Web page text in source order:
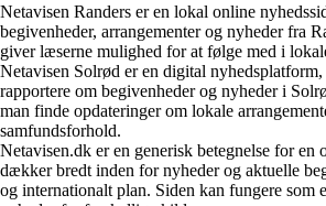
Netavisen Randers er en lokal online
begivenheder, arrangementer og nyheder fra
giver læserne mulighed for at følge med i
Netavisen Solrød er en digital
rapportere om begivenheder og nyheder i
man finde opdateringer om lokale
samfundsforhold.
Netavisen.dk er en generisk betegnelse for en
dækker bredt inden for nyheder og aktuelle
og internationalt plan. Siden kan fungere som